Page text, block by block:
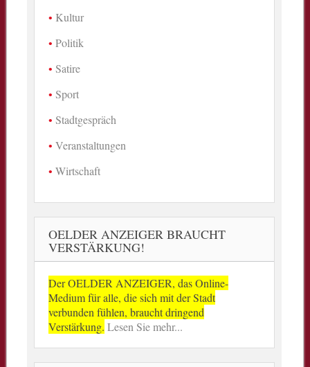
Kultur
Politik
Satire
Sport
Stadtgespräch
Veranstaltungen
Wirtschaft
OELDER ANZEIGER BRAUCHT
VERSTÄRKUNG!
Der OELDER ANZEIGER, das Online-
Medium für alle, die sich mit der Stadt
verbunden fühlen, braucht dringend
Verstärkung. Lesen Sie mehr...